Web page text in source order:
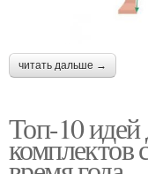
читать дальше →
Топ-10 идей